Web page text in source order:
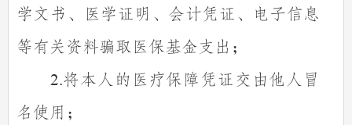
学文书、医学证明、会计凭证、电子信息
等有关资料骗取医保基金支出；
2.将本人的医疗保障凭证交由他人冒
名使用；